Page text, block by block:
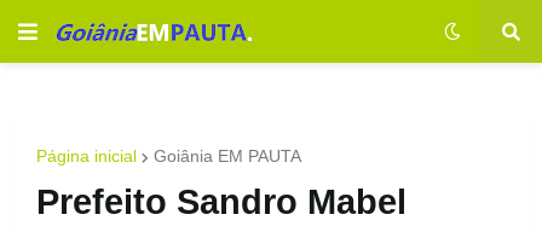
Página inicial Goiânia EM PAUTA
Prefeito Sandro Mabel